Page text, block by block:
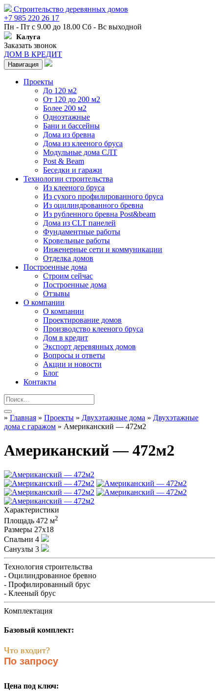
Строительство деревянных домов
+7 985 220 26 17
Пн - Пт с 9.00 до 18.00 Сб - Вс выходной
Калуга
Заказать звонок
ДОМ В КРЕДИТ
Навигация
Проекты
До 120 м2
От 120 до 200 м2
Более 200 м2
Одноэтажные
Бани и бассейны
Дома из бревна
Дома из клееного бруса
Модульные дома СЛТ
Post & Beam
Беседки и гаражи
Технологии строительства
Из клееного бруса
Из сухого профилированного бруса
Из оцилиндрованного бревна
Из рубленного бревна Post&beam
Дома из CLT панелей
Фундаментные работы
Кровельные работы
Инженерные сети и коммуникации
Отделка домов
Построенные дома
Строим сейчас
Построенные дома
Отзывы
О компании
О компании
Проектирование домов
Производство клееного бруса
Дом в кредит
Экспорт деревянных домов
Вопросы и ответы
Акции и новости
Блог
Контакты
» Главная » Проекты » Двухэтажные дома » Двухэтажные
дома с гаражом » Американский — 472м2
Американский — 472м2
Характеристики
Площадь 472 м2
Размеры 27х18
Спальни 4
Санузлы 3
Технология строительства
- Оцилиндрованное бревно
- Профилированный брус
- Клееный брус
Комплектация
Базовый комплект:
Что входит?
По запросу
Цена под ключ: